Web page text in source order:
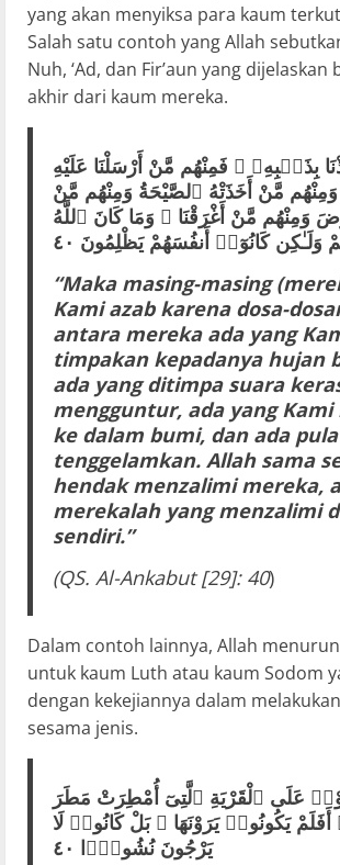
yang akan menyiksa para kaum
Salah satu contoh yang Allah
Nuh, ‘Ad, dan Fir’aun yang dijelaskan
akhir dari kaum mereka.
بِذَنۢبِهِۦ ۖ فَمِنْهُم مَّنْ أَرْسَلْنَا عَلَيْهِ
مَّنْ أَخَذَتْهُ ٱلصَّيْحَةُ وَمِنْهُم مَّنْ
وَمِنْهُم مَّنْ أَغْرَقْنَا ۚ وَمَا كَانَ ٱللَّهُ
وَلَـٰكِن كَانُوٓا۟ أَنفُسَهُمْ يَظْلِمُونَ ٤٠
“Maka masing-masing
Kami azab karena dosa-
antara mereka ada yang
timpakan kepadanya hujan
ada yang ditimpa suara
mengguntur, ada yang
ke dalam bumi, dan ada
tenggelamkan. Allah sama
hendak menzalimi mereka,
merekalah yang menzalimi
sendiri.”
(QS. Al-Ankabut [29]: 40)
Dalam contoh lainnya, Allah
untuk kaum Luth atau kaum Sodom
dengan kekejiannya dalam
sesama jenis.
عَلَى ٱلْقَرْيَةِ ٱلَّتِىٓ أُمْطِرَتْ مَطَرَ
يَكُونُوا۟ يَرَوْنَهَا ۚ بَلْ كَانُوا۟ لَا
يَرْجُونَ نُشُورًۭا ٤٠